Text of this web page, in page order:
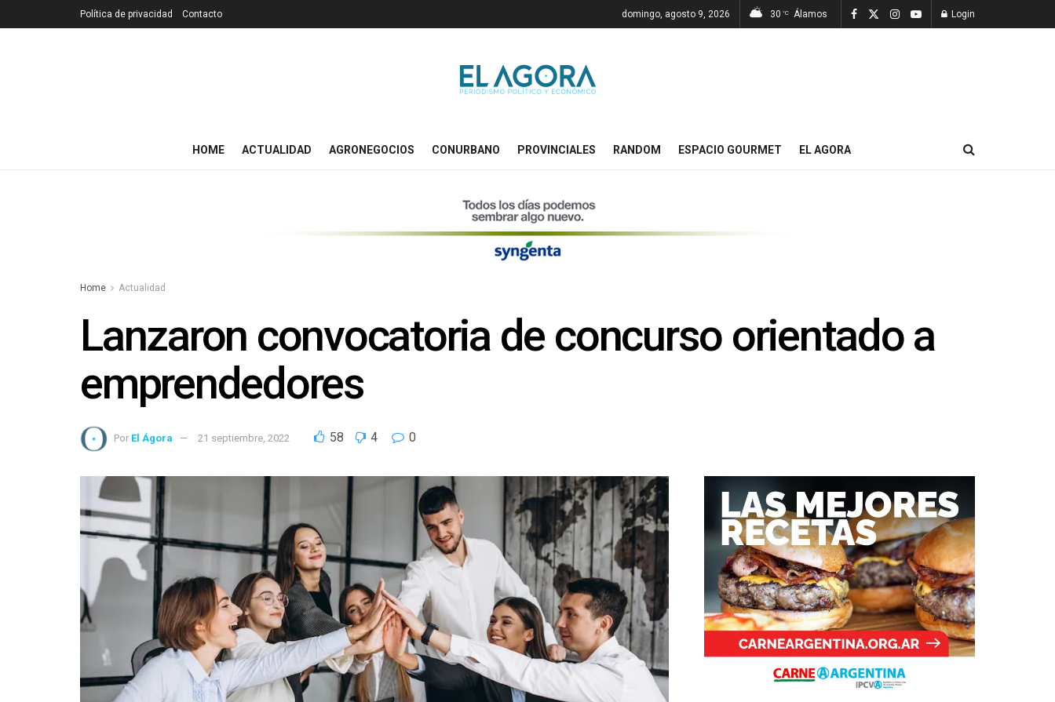
Política de privacidad Contacto domingo, agosto 9, 2026 30 °C Álamos Login
HOME ACTUALIDAD AGRONEGOCIOS CONURBANO PROVINCIALES RANDOM ESPACIO GOURMET EL AGORA
Home Actualidad
Lanzaron convocatoria de concurso orientado a
emprendedores
Por El Ágora 21 septiembre, 2022 58 4 0